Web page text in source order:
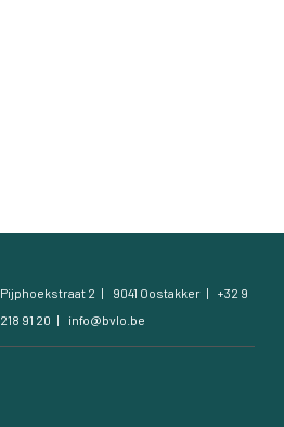
Pijphoekstraat 2 9041 Oostakker
+32 9
218 91 20
info@bvlo.be